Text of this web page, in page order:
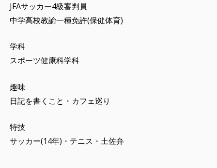
JFAサッカー4級審判員
中学高校教諭一種免許(保健体育)
学科
スポーツ健康科学科
趣味
日記を書くこと・カフェ巡り
特技
サッカー(14年)・テニス・土佐弁